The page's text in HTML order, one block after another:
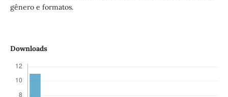
gênero e formatos.
Downloads